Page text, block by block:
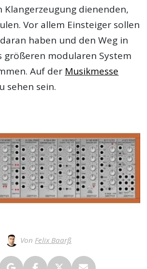
Klangerzeugung dienenden,
Vor allem Einsteiger sollen
haben und den Weg in
größeren modularen System
Auf der Musikmesse
sehen sein.
Von Felix Baarß